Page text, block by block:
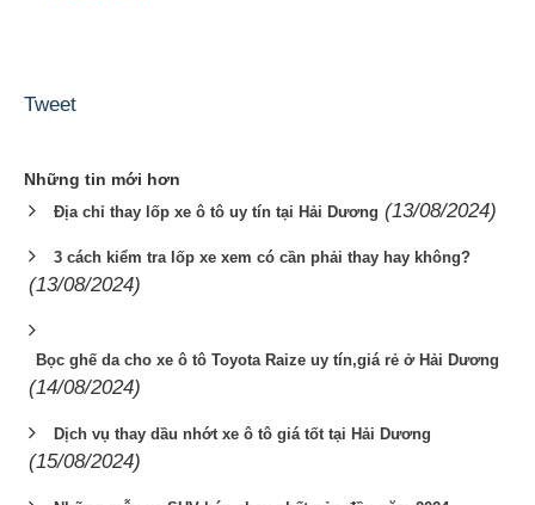
Tweet
Những tin mới hơn
Địa chỉ thay lốp xe ô tô uy tín tại Hải Dương (13/08/2024)
3 cách kiểm tra lốp xe xem có cần phải thay hay không?
(13/08/2024)
Bọc ghế da cho xe ô tô Toyota Raize uy tín,giá rẻ ở Hải Dương
(14/08/2024)
Dịch vụ thay dầu nhớt xe ô tô giá tốt tại Hải Dương
(15/08/2024)